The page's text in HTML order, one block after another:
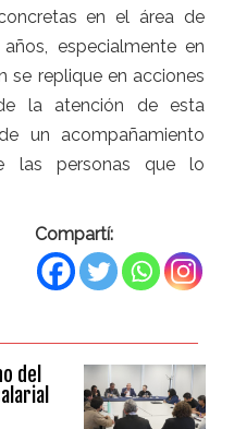
en el área de
especialmente en
se replique en acciones
la atención de esta
un acompañamiento
las personas que lo
Compartí:
del